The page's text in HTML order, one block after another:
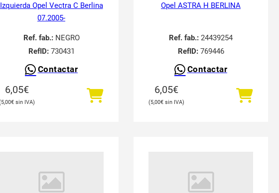
Izquierda Opel Vectra C Berlina
07.2005-
Ref. fab.:NEGRO
RefID:730431
Contactar
6,05€
5,00€
Opel ASTRA H BERLINA
Ref. fab.: 24439254
RefID:769446
Contactar
6,05€
5,00€